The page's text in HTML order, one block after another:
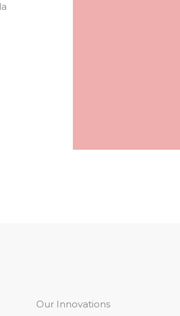
Our Innovations​